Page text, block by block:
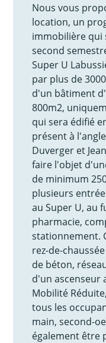
Nous vous
location, un
immobilière qui
second
Super U
par plus de
d'un bâtiment
800m2,
qui sera édifié
présent à
Duverger et
faire l'objet
de minimum
plusieurs
au Super U, au
pharmacie,
stationnement.
rez-de-
de béton,
d'un ascenseur
Mobilité
tous les
main, second-
également être